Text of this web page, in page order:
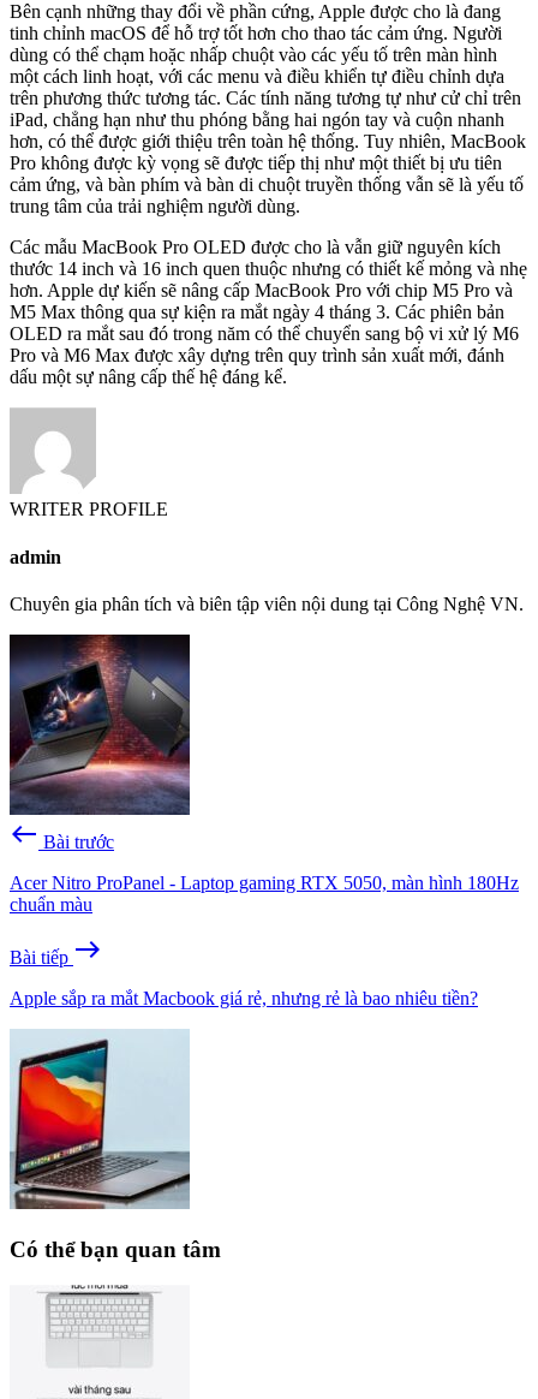
Bên cạnh những thay đổi về phần cứng, Apple được cho là đang
tinh chỉnh macOS để hỗ trợ tốt hơn cho thao tác cảm ứng. Người
dùng có thể chạm hoặc nhấp chuột vào các yếu tố trên màn hình
một cách linh hoạt, với các menu và điều khiển tự điều chỉnh dựa
trên phương thức tương tác. Các tính năng tương tự như cử chỉ trên
iPad, chẳng hạn như thu phóng bằng hai ngón tay và cuộn nhanh
hơn, có thể được giới thiệu trên toàn hệ thống. Tuy nhiên, MacBook
Pro không được kỳ vọng sẽ được tiếp thị như một thiết bị ưu tiên
cảm ứng, và bàn phím và bàn di chuột truyền thống vẫn sẽ là yếu tố
trung tâm của trải nghiệm người dùng.
Các mẫu MacBook Pro OLED được cho là vẫn giữ nguyên kích
thước 14 inch và 16 inch quen thuộc nhưng có thiết kế mỏng và nhẹ
hơn. Apple dự kiến ​​sẽ nâng cấp MacBook Pro với chip M5 Pro và
M5 Max thông qua sự kiện ra mắt ngày 4 tháng 3. Các phiên bản
OLED ra mắt sau đó trong năm có thể chuyển sang bộ vi xử lý M6
Pro và M6 Max được xây dựng trên quy trình sản xuất mới, đánh
dấu một sự nâng cấp thế hệ đáng kể.
WRITER PROFILE
admin
Chuyên gia phân tích và biên tập viên nội dung tại Công Nghệ VN.
west Bài trước
Acer Nitro ProPanel - Laptop gaming RTX 5050, màn hình 180Hz
chuẩn màu
Bài tiếp east
Apple sắp ra mắt Macbook giá rẻ, nhưng rẻ là bao nhiêu tiền?
Có thể bạn quan tâm